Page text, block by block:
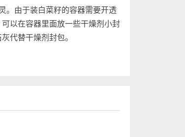
由于装白菜籽的容器需要开透
以在容器里面放一些干燥剂小封
代替干燥剂封包。